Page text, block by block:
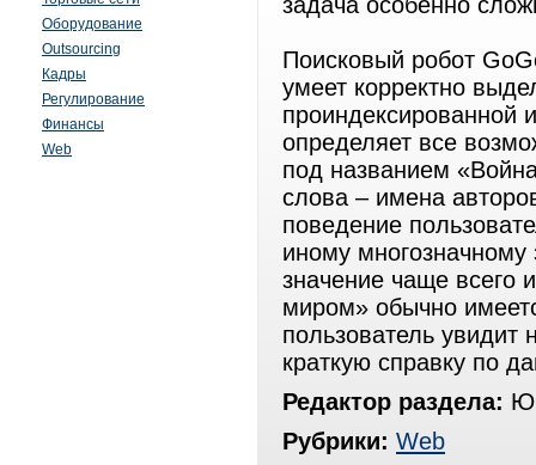
Оборудование
Outsourcing
Кадры
Регулирование
Финансы
Web
Поисковый робот
умеет корректно
проиндексированной
определяет все
под названием
слова – имена
поведение
иному многозначному
значение чаще всего
миром» обычно
пользователь увидит
краткую справку по
Редактор раздела:
Рубрики: Web